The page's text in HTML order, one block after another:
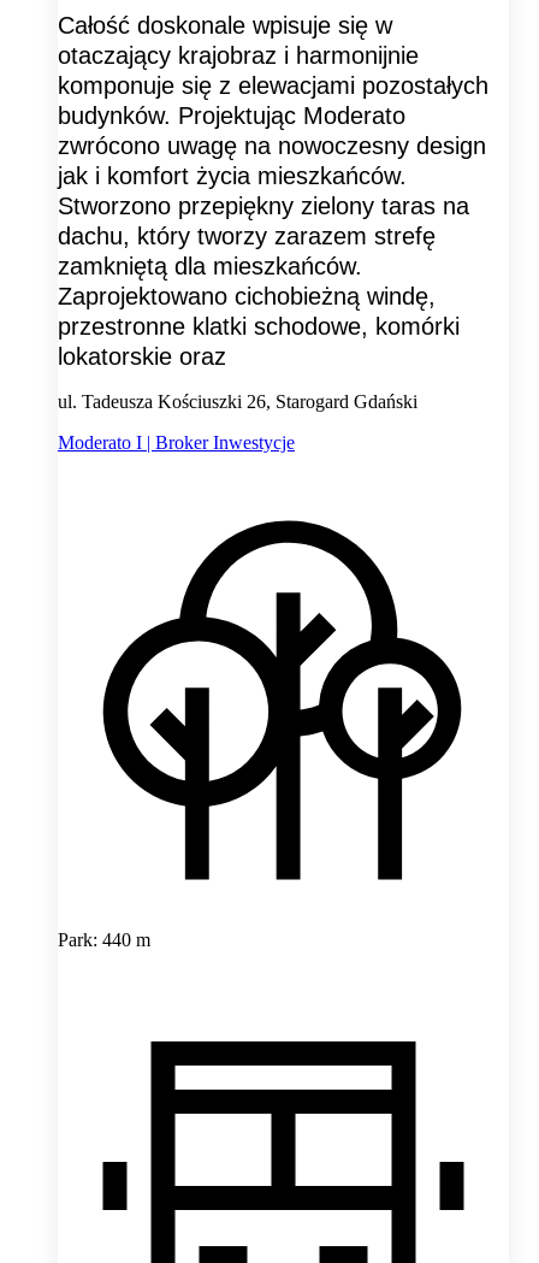
Całość doskonale wpisuje się w
otaczający krajobraz i harmonijnie
komponuje się z elewacjami pozostałych
budynków. Projektując Moderato
zwrócono uwagę na nowoczesny design
jak i komfort życia mieszkańców.
Stworzono przepiękny zielony taras na
dachu, który tworzy zarazem strefę
zamkniętą dla mieszkańców.
Zaprojektowano cichobieżną windę,
przestronne klatki schodowe, komórki
lokatorskie oraz
ul. Tadeusza Kościuszki 26, Starogard Gdański
Moderato I | Broker Inwestycje
Park: 440 m